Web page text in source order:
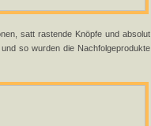
satt rastende Knöpfe und absolut
so wurden die Nachfolgeprodukte